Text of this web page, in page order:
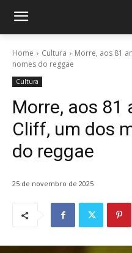
Home Cultura
Morre, aos 81
nomes do reggae
Cultura
Morre, aos 81
Cliff, um dos
do reggae
25 de novembro de 2025